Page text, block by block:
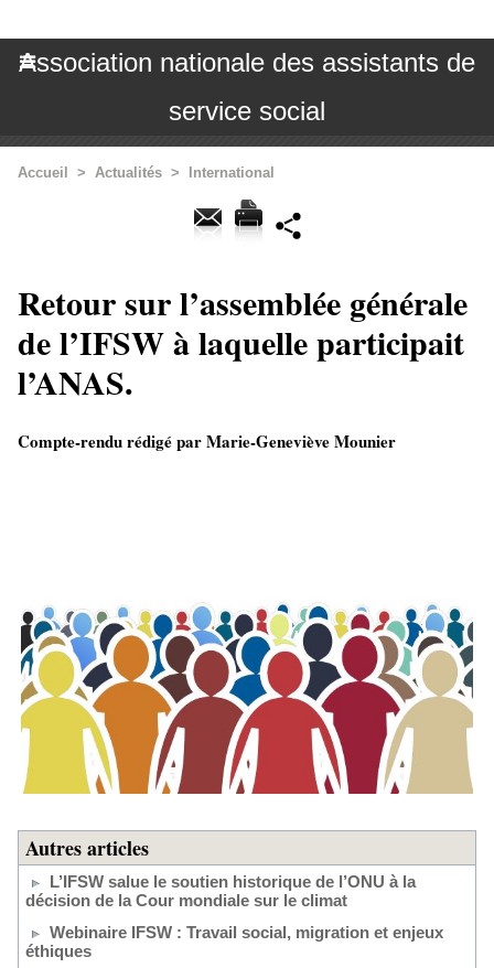
Association nationale des assistants de
service social
Accueil > Actualités > International
Retour sur l’assemblée générale
de l’IFSW à laquelle participait
l’ANAS.
Compte-rendu rédigé par Marie-Geneviève Mounier
Autres articles
L’IFSW salue le soutien historique de l’ONU à la
décision de la Cour mondiale sur le climat
Webinaire IFSW : Travail social, migration et enjeux
éthiques